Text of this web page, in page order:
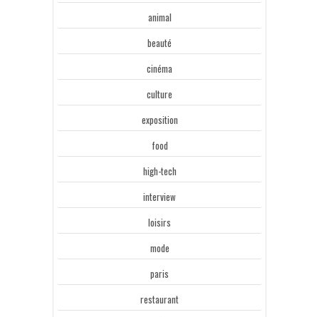
animal
beauté
cinéma
culture
exposition
food
high-tech
interview
loisirs
mode
paris
restaurant